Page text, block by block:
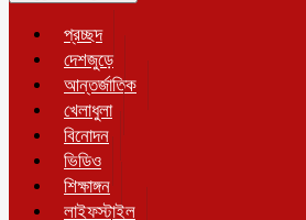
প্রচ্ছদ
দেশজুড়ে
আন্তর্জাতিক
খেলাধুলা
বিনোদন
ভিডিও
শিক্ষাঙ্গন
লাইফস্টাইল